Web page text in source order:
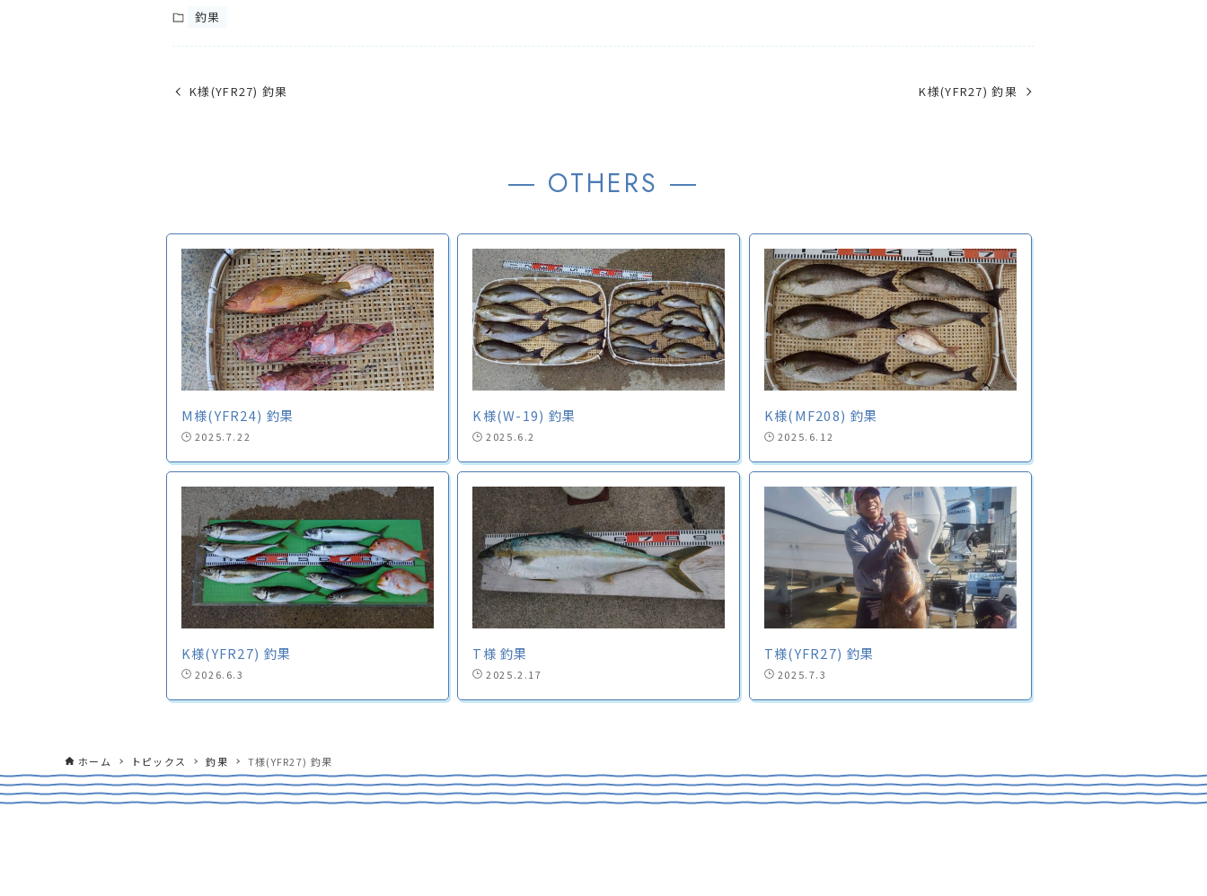
釣果
K様(YFR27) 釣果 K様(YFR27) 釣果
― OTHERS ―
M様(YFR24) 釣果
2025.7.22
K様(W-19) 釣果
2025.6.2
K様(MF208) 釣果
2025.6.12
K様(YFR27) 釣果
2026.6.3
T様 釣果
2025.2.17
T様(YFR27) 釣果
2025.7.3
ホーム トピックス 釣果 T様(YFR27) 釣果